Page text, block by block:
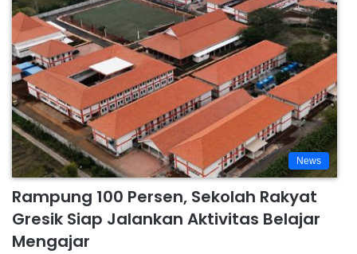
News
Rampung 100 Persen, Sekolah Rakyat
Gresik Siap Jalankan Aktivitas Belajar
Mengajar